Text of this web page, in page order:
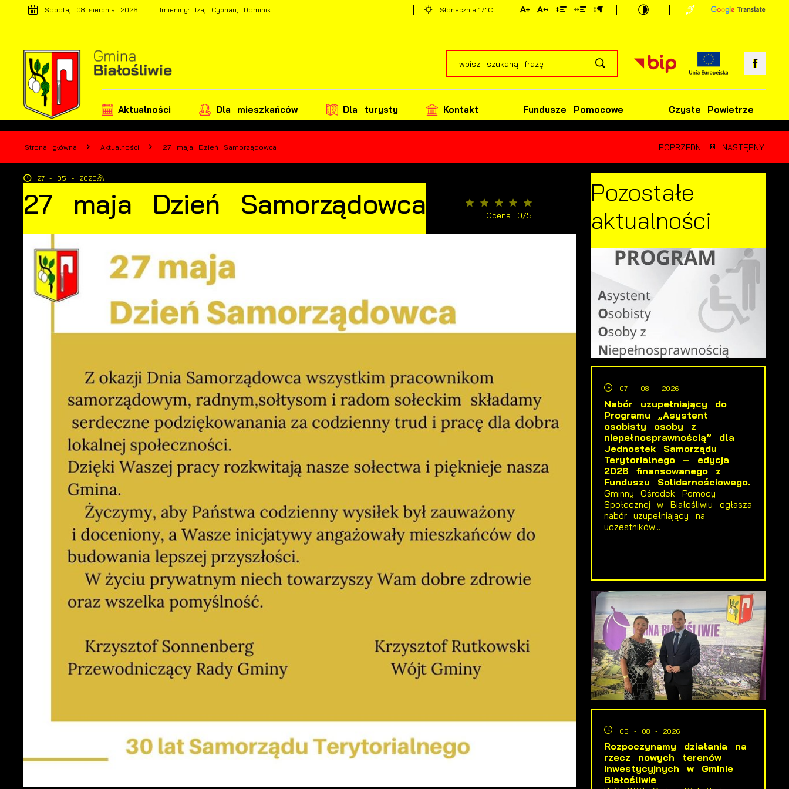
Przejdź do menu.
Przejdź do wyszukiwarki.
Przejdź do treści.
Przejdź do ustawień wielkości czcionki.
Wyłącz wersję kontrastową strony.
Sobota, 08 sierpnia 2026 Imieniny: Iza, Cyprian, Dominik Słonecznie 17°C
Aktualności Dla mieszkańców Dla turysty Kontakt Fundusze Pomocowe Czyste Powietrze
Strona główna Aktualności 27 maja Dzień Samorządowca POPRZEDNI NASTĘPNY
27 - 05 - 2020
27 maja Dzień Samorządowca Ocena 0/5
Pozostałe
aktualności
07 - 08 - 2026
Nabór uzupełniający do
Programu „Asystent
osobisty osoby z
niepełnosprawnością” dla
Jednostek Samorządu
Terytorialnego – edycja
2026 finansowanego z
Funduszu Solidarnościowego.
Gminny Ośrodek Pomocy
Społecznej w Białośliwiu ogłasza
nabór uzupełniający na
uczestników...
05 - 08 - 2026
Rozpoczynamy działania na
rzecz nowych terenów
inwestycyjnych w Gminie
Białośliwie
Szanujemy Twoją prywatność. Możesz zmienić ustawienia cookies lub
zaakceptować je wszystkie. W dowolnym momencie możesz dokonać
zmiany swoich ustawień.
Niezbędne pliki cookies służą do prawidłowego funkcjonowania strony
internetowej i umożliwiają Ci komfortowe korzystanie z oferowanych przez
Pliki cookies odpowiadają na podejmowane przez Ciebie działania w celu